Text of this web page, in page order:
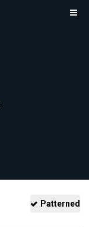
Patterned